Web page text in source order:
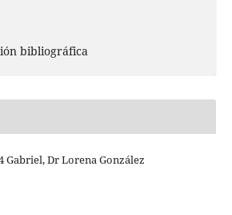
bibliográfica
Gabriel, Dr Lorena González